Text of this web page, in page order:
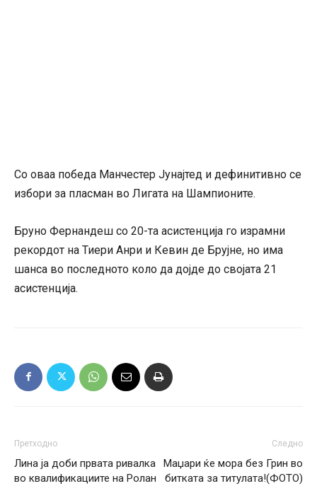
Со оваа победа Манчестер Јунајтед и дефинитивно се
избори за пласман во Лигата на Шампионите.
Бруно Фернандеш со 20-та асистенција го израмни
рекордот на Тиери Анри и Кевин де Брујне, но има
шанса во последното коло да дојде до својата 21
асистенција.
Претходно
Лина ја доби првата ривалка
во квалификациите на Ролан
Следно
Маџари ќе мора без Грин во
битката за титулата!(ФОТО)